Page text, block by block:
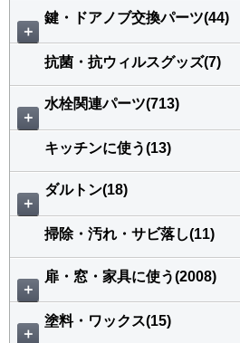
＋
鍵・ドアノブ交換パーツ(44)
抗菌・抗ウィルスグッズ(7)
＋
水栓関連パーツ(713)
キッチンに使う(13)
＋
ダルトン(18)
掃除・汚れ・サビ落し(11)
＋
扉・窓・家具に使う(2008)
＋
塗料・ワックス(15)